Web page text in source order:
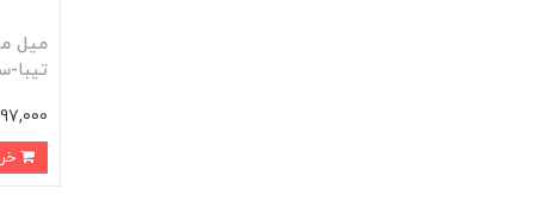
ميل
تيبا-
497,000